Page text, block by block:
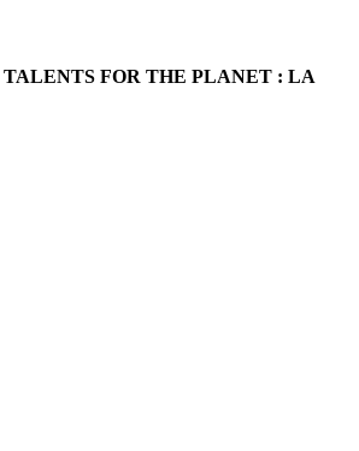
TALENTS FOR THE PLANET : LA